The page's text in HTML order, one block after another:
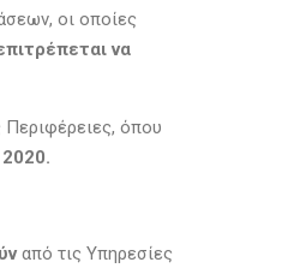
οι οποίες
να
Περιφέρειες, όπου
από τις Υπηρεσίες